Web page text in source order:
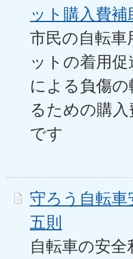
ット購入費補
市民の自転車
ットの着用
による負傷の
るための購入
です
守ろう自転車
五則
自転車の安全